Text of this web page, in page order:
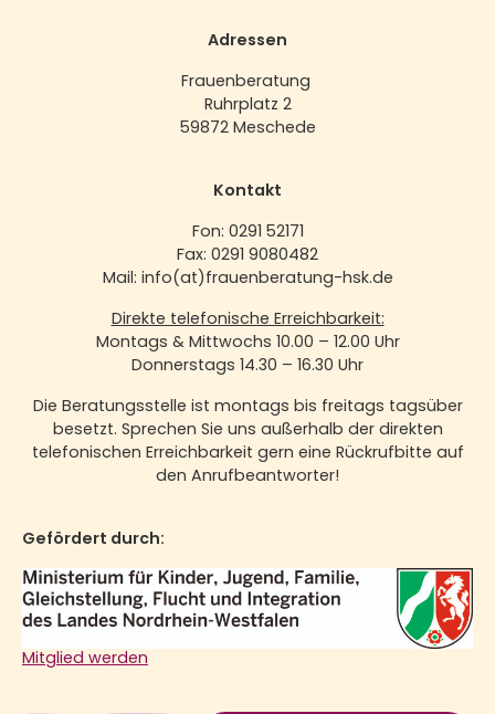
Adressen
Frauenberatung
Ruhrplatz 2
59872 Meschede
Kontakt
Fon: 0291 52171
Fax: 0291 9080482
Mail: info(at)frauenberatung-hsk.de
Direkte telefonische Erreichbarkeit:
Montags & Mittwochs 10.00 – 12.00 Uhr
Donnerstags 14.30 – 16.30 Uhr
Die Beratungsstelle ist montags bis freitags tagsüber
besetzt. Sprechen Sie uns außerhalb der direkten
telefonischen Erreichbarkeit gern eine Rückrufbitte auf
den Anrufbeantworter!
Gefördert durch:
Mitglied werden